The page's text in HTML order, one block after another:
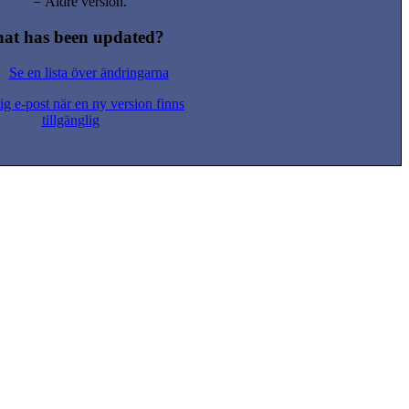
has been updated?
Se en lista över ändringarna
e-post när en ny version finns
tillgänglig